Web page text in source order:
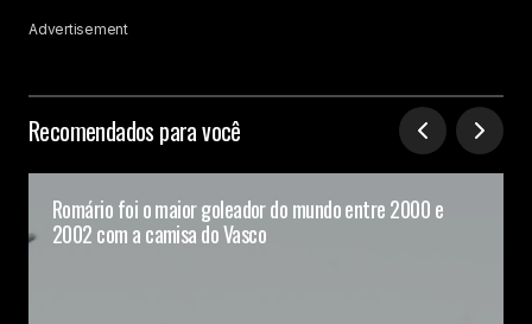
Advertisement
Recomendados para você
Romário foi o maior goleador do mundo entre 2000 e
2002 com a camisa do Vasco